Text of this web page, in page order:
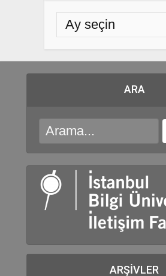
ARA
ARŞIVLER